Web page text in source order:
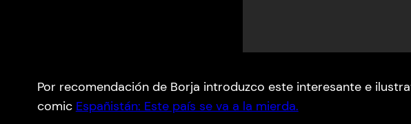
Por recomendación de Borja introduzco este interesante e
comic Españistán: Este país se va a la mierda.